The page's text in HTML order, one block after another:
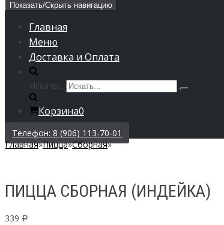
Показать/Скрыть навигацию
Главная
Меню
Доставка и Оплата
Искать...
Корзина0
Телефон: 8 (906) 113-70-01
Главная»Пицца»Сборная»
ПИЦЦА СБОРНАЯ (ИНДЕЙКА)
339 Р